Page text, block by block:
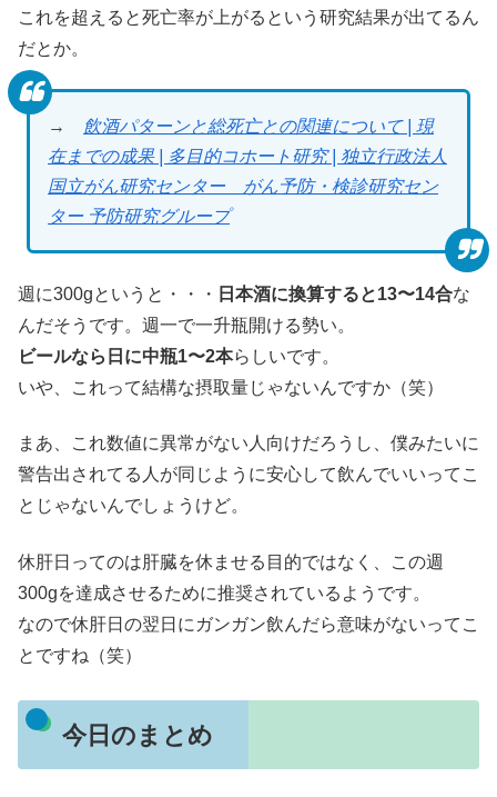
これを超えると死亡率が上がるという研究結果が出てるん
だとか。
→ 飲酒パターンと総死亡との関連について | 現
在までの成果 | 多目的コホート研究 | 独立行政法人
国立がん研究センター がん予防・検診研究セン
ター 予防研究グループ
週に300gというと・・・ 日本酒に換算すると13〜14合な
んだそうです。週一で一升瓶開ける勢い。
ビールなら日に中瓶1〜2本らしいです。
いや、これって結構な摂取量じゃないんですか（笑）
まあ、これ数値に異常がない人向けだろうし、僕みたいに
警告出されてる人が同じように安心して飲んでいいってこ
とじゃないんでしょうけど。
休肝日ってのは肝臓を休ませる目的ではなく、この週
300gを達成させるために推奨されているようです。
なので休肝日の翌日にガンガン飲んだら意味がないってこ
とですね（笑）
今日のまとめ